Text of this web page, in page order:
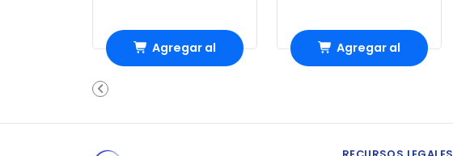
Agregar al Agregar al